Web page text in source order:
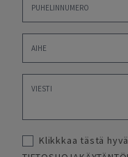
Klikkkaa tästä